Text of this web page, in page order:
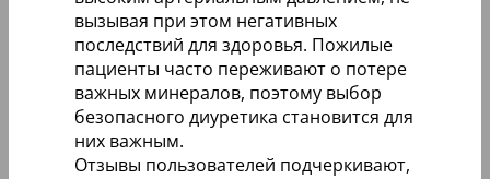
вызывая при этом негативных
последствий для здоровья. Пожилые
пациенты часто переживают о потере
важных минералов, поэтому выбор
безопасного диуретика становится для
них важным.
Отзывы пользователей подчеркивают,